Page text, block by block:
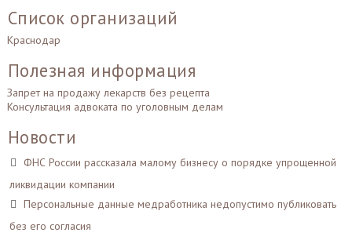
Список организаций
Краснодар
Полезная информация
Запрет на продажу лекарств без рецепта
Консультация адвоката по уголовным делам
Новости
ФНС России рассказала малому бизнесу о порядке упрощенной
ликвидации компании
Персональные данные медработника недопустимо публиковать
без его согласия